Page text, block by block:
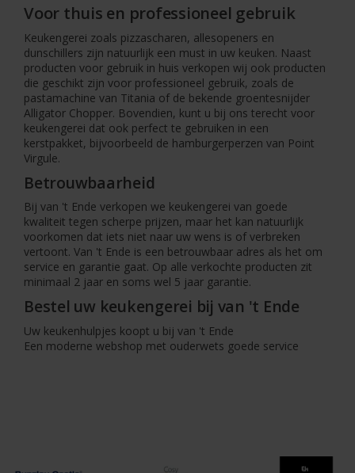
Voor thuis en professioneel gebruik
Keukengerei zoals pizzascharen, allesopeners en
dunschillers zijn natuurlijk een must in uw keuken. Naast
producten voor gebruik in huis verkopen wij ook producten
die geschikt zijn voor professioneel gebruik, zoals de
pastamachine van Titania of de bekende groentesnijder
Alligator Chopper. Bovendien, kunt u bij ons terecht voor
keukengerei dat ook perfect te gebruiken in een
kerstpakket, bijvoorbeeld de hamburgerperzen van Point
Virgule.
Betrouwbaarheid
Bij van 't Ende verkopen we keukengerei van goede
kwaliteit tegen scherpe prijzen, maar het kan natuurlijk
voorkomen dat iets niet naar uw wens is of verbreken
vertoont. Van 't Ende is een betrouwbaar adres als het om
service en garantie gaat. Op alle verkochte producten zit
minimaal 2 jaar en soms wel 5 jaar garantie.
Bestel uw keukengerei bij van 't Ende
Uw keukenhulpjes koopt u bij van 't Ende
Een moderne webshop met ouderwets goede service